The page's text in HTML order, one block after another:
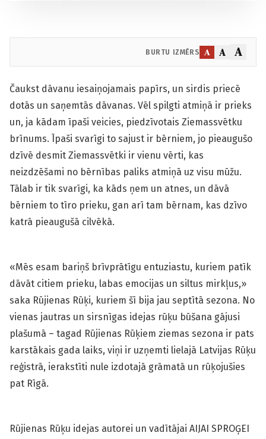
BURTU IZMĒRS A A A
Čaukst dāvanu iesaiņojamais papīrs, un sirdis priecē
dotās un saņemtās dāvanas. Vēl spilgti atmiņā ir prieks
un, ja kādam īpaši veicies, piedzīvotais Ziemassvētku
brīnums. Īpaši svarīgi to sajust ir bērniem, jo pieaugušo
dzīvē desmit Ziemassvētki ir vienu vērti, kas
neizdzēšami no bērnības paliks atmiņā uz visu mūžu.
Tālab ir tik svarīgi, ka kāds ņem un atnes, un dāvā
bērniem to tīro prieku, gan arī tam bērnam, kas dzīvo
katrā pieaugušā cilvēkā.
«Mēs esam bariņš brīvprātīgu entuziastu, kuriem patīk
dāvāt citiem prieku, labas emocijas un siltus mirkļus,»
saka Rūjienas Rūķi, kuriem šī bija jau septītā sezona. No
vienas jautras un sirsnīgas idejas rūķu būšana gājusi
plašumā – tagad Rūjienas Rūķiem ziemas sezona ir pats
karstākais gada laiks, viņi ir uzņemti lielajā Latvijas Rūķu
reģistrā, ierakstīti nule izdotajā grāmatā un rūķojušies
pat Rīgā.
Rūjienas Rūķu idejas autorei un vadītājai AIJAI SPROĢEI